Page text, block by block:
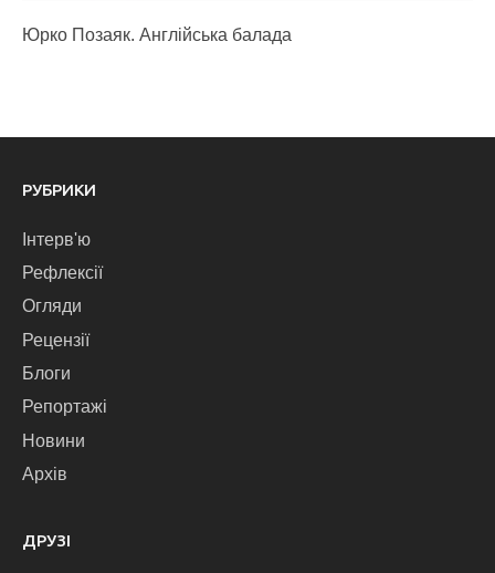
Юрко Позаяк. Англійська балада
РУБРИКИ
Інтерв'ю
Рефлексії
Огляди
Рецензії
Блоги
Репортажі
Новини
Архів
ДРУЗІ